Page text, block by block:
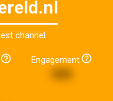
channel
Engagement